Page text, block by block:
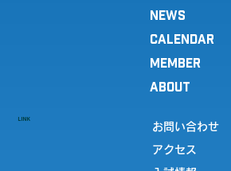
NEWS
CALENDAR
MEMBER
ABOUT
LINK
お問い合わせ
アクセス